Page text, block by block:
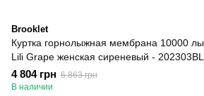
Brooklet
Куртка горнолыжная мембрана 10000
Lili Grape женская сиреневый -
4 804 грн 6 863 грн
В наличии